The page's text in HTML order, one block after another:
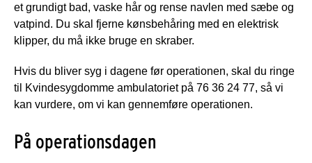
et grundigt bad, vaske hår og rense navlen med sæbe og
vatpind. Du skal fjerne kønsbehåring med en elektrisk
klipper, du må ikke bruge en skraber.
Hvis du bliver syg i dagene før operationen, skal du ringe
til Kvindesygdomme ambulatoriet på 76 36 24 77, så vi
kan vurdere, om vi kan gennemføre operationen.
På operationsdagen